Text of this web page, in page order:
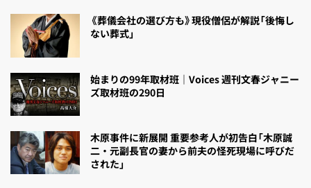
《葬儀会社の選び方も》現役僧侶が解説「後悔し
ない葬式」
始まりの99年取材班｜Voices 週刊文春ジャニー
ズ取材班の290日
木原事件に新展開 重要参考人が初告白「木原誠
二・元副長官の妻から前夫の怪死現場に呼びだ
された」